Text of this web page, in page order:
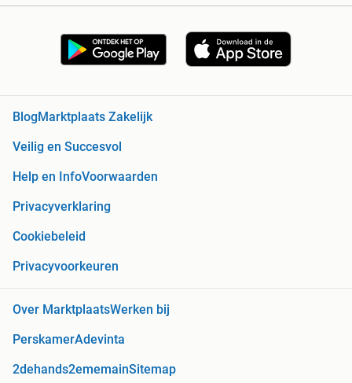
BlogMarktplaats Zakelijk
Veilig en Succesvol
Help en InfoVoorwaarden
Privacyverklaring
Cookiebeleid
Privacyvoorkeuren
Over MarktplaatsWerken bij
PerskamerAdevinta
2dehands2ememainSitemap